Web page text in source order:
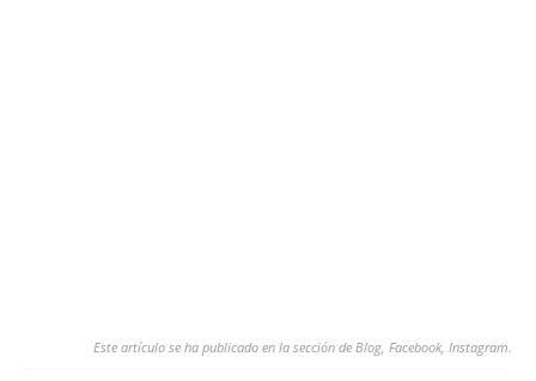
Este artículo se ha publicado en la sección de Blog Facebook Instagram